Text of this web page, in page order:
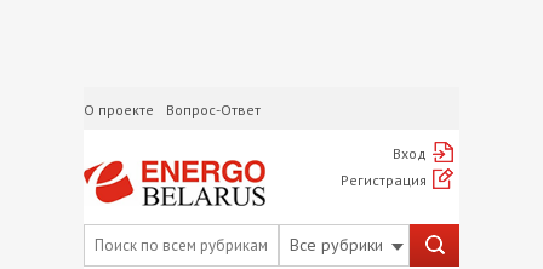
О проекте Вопрос-Ответ
Вход
Регистрация
Все рубрики